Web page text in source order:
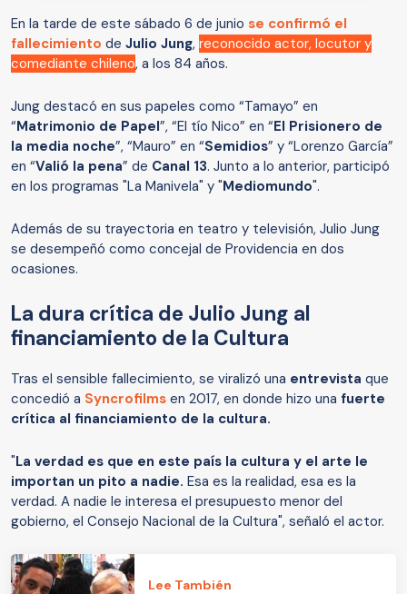
En la tarde de este sábado 6 de junio se confirmó el
fallecimiento de Julio Jung, reconocido actor, locutor y
comediante chileno, a los 84 años.
Jung destacó en sus papeles como “Tamayo” en
“Matrimonio de Papel”, “El tío Nico” en “El Prisionero de
la media noche”, “Mauro” en “Semidios” y “Lorenzo García”
en “Valió la pena” de Canal 13. Junto a lo anterior, participó
en los programas "La Manivela" y "Mediomundo".
Además de su trayectoria en teatro y televisión, Julio Jung
se desempeñó como concejal de Providencia en dos
ocasiones.
La dura crítica de Julio Jung al
financiamiento de la Cultura
Tras el sensible fallecimiento, se viralizó una entrevista que
concedió a Syncrofilms en 2017, en donde hizo una fuerte
crítica al financiamiento de la cultura.
"La verdad es que en este país la cultura y el arte le
importan un pito a nadie. Esa es la realidad, esa es la
verdad. A nadie le interesa el presupuesto menor del
gobierno, el Consejo Nacional de la Cultura", señaló el actor.
Lee También